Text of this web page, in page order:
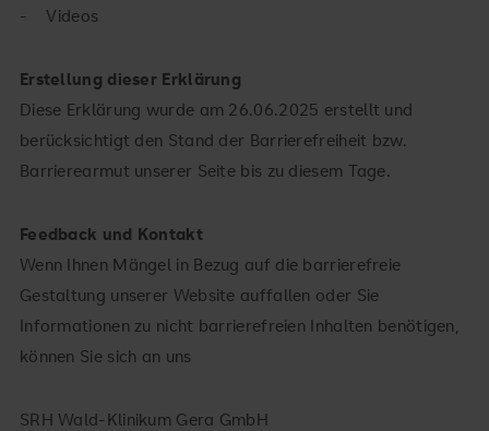
- Videos
Erstellung dieser Erklärung
Diese Erklärung wurde am 26.06.2025 erstellt und
berücksichtigt den Stand der Barrierefreiheit bzw.
Barrierearmut unserer Seite bis zu diesem Tage.
Feedback und Kontakt
Wenn Ihnen Mängel in Bezug auf die barrierefreie
Gestaltung unserer Website auffallen oder Sie
Informationen zu nicht barrierefreien Inhalten benötigen,
können Sie sich an uns
SRH Wald-Klinikum Gera GmbH